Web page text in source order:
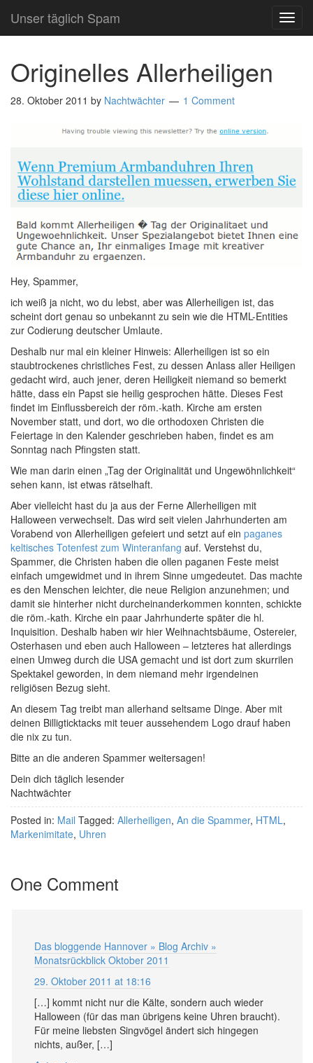
Unser täglich Spam
Originelles Allerheiligen
28. Oktober 2011 by Nachtwächter 1 Comment
Hey, Spammer,
ich weiß ja nicht, wo du lebst, aber was Allerheiligen ist, das
scheint dort genau so unbekannt zu sein wie die HTML-Entities
zur Codierung deutscher Umlaute.
Deshalb nur mal ein kleiner Hinweis: Allerheiligen ist so ein
staubtrockenes christliches Fest, zu dessen Anlass aller Heiligen
gedacht wird, auch jener, deren Heiligkeit niemand so bemerkt
hätte, dass ein Papst sie heilig gesprochen hätte. Dieses Fest
findet im Einflussbereich der röm.-kath. Kirche am ersten
November statt, und dort, wo die orthodoxen Christen die
Feiertage in den Kalender geschrieben haben, findet es am
Sonntag nach Pfingsten statt.
Wie man darin einen „Tag der Originalität und Ungewöhnlichkeit“
sehen kann, ist etwas rätselhaft.
Aber vielleicht hast du ja aus der Ferne Allerheiligen mit
Halloween verwechselt. Das wird seit vielen Jahrhunderten am
Vorabend von Allerheiligen gefeiert und setzt auf ein paganes
keltisches Totenfest zum Winteranfang auf. Verstehst du,
Spammer, die Christen haben die ollen paganen Feste meist
einfach umgewidmet und in ihrem Sinne umgedeutet. Das machte
es den Menschen leichter, die neue Religion anzunehmen; und
damit sie hinterher nicht durcheinanderkommen konnten, schickte
die röm.-kath. Kirche ein paar Jahrhunderte später die hl.
Inquisition. Deshalb haben wir hier Weihnachtsbäume, Ostereier,
Osterhasen und eben auch Halloween – letzteres hat allerdings
einen Umweg durch die USA gemacht und ist dort zum skurrilen
Spektakel geworden, in dem niemand mehr irgendeinen
religiösen Bezug sieht.
An diesem Tag treibt man allerhand seltsame Dinge. Aber mit
deinen Billigticktacks mit teuer aussehendem Logo drauf haben
die nix zu tun.
Bitte an die anderen Spammer weitersagen!
Dein dich täglich lesender
Nachtwächter
Posted in: Mail Tagged: Allerheiligen, An die Spammer, HTML,
Markenimitate, Uhren
One Comment
Das bloggende Hannover » Blog Archiv »
Monatsrückblick Oktober 2011
29. Oktober 2011 at 18:16
[…] kommt nicht nur die Kälte, sondern auch wieder
Halloween (für das man übrigens keine Uhren braucht).
Für meine liebsten Singvögel ändert sich hingegen
nichts, außer, […]